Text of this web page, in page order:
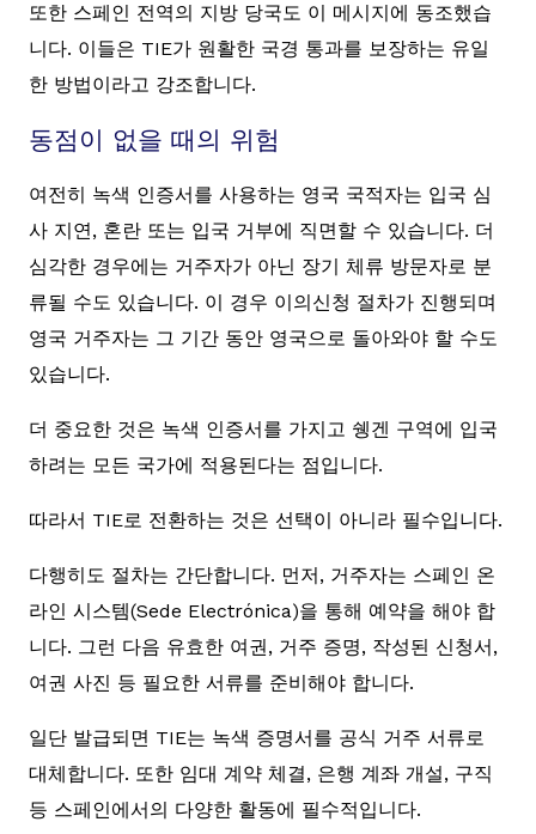
또한 스페인 전역의 지방 당국도 이 메시지에 동조했습
니다. 이들은 TIE가 원활한 국경 통과를 보장하는 유일
한 방법이라고 강조합니다.
동점이 없을 때의 위험
여전히 녹색 인증서를 사용하는 영국 국적자는 입국 심
사 지연, 혼란 또는 입국 거부에 직면할 수 있습니다. 더
심각한 경우에는 거주자가 아닌 장기 체류 방문자로 분
류될 수도 있습니다. 이 경우 이의신청 절차가 진행되며
영국 거주자는 그 기간 동안 영국으로 돌아와야 할 수도
있습니다.
더 중요한 것은 녹색 인증서를 가지고 쉥겐 구역에 입국
하려는 모든 국가에 적용된다는 점입니다.
따라서 TIE로 전환하는 것은 선택이 아니라 필수입니다.
다행히도 절차는 간단합니다. 먼저, 거주자는 스페인 온
라인 시스템(Sede Electrónica)을 통해 예약을 해야 합
니다. 그런 다음 유효한 여권, 거주 증명, 작성된 신청서,
여권 사진 등 필요한 서류를 준비해야 합니다.
일단 발급되면 TIE는 녹색 증명서를 공식 거주 서류로
대체합니다. 또한 임대 계약 체결, 은행 계좌 개설, 구직
등 스페인에서의 다양한 활동에 필수적입니다.